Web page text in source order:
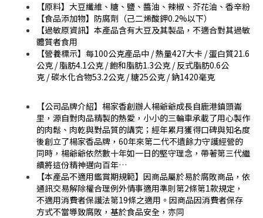
【原料】大豆纖維、糖、鹽、醬油、辣椒、芥花油、香辛粉
【食品添加物】 防腐劑（己二烯酸鉀0.2%以下）
【過敏原資訊】本產品含有大豆及其製品，不適合對其過敏
體質者食用
【營養標示】每100公克產品中 / 熱量427大卡 / 蛋白質21.6
公克 / 脂肪4.1公克 / 飽和脂肪1.3公克 / 反式脂肪0.6公
克 / 碳水化合物53.2公克 / 糖25公克 / 鈉1420毫克
【公司品牌介紹】楊家香創辦人楊爺爺成長自鹿港鎮頭崙
里，源自對肉品精製的熱愛，小小的三輪車承載了用心製作
的肉鬆、肉乾與對品質的講究；經年累月獲得口碑與知名度
後創立了楊家香品牌，60年來第二代不遺餘力守護經營的
同時，楊爺爺依然數十年如一日的堅守理念，帶著第三代繼
續將這份精神邁向百年…
【本產品不適用鑑賞期規範】因商品屬於易於腐敗商品，依
通訊交易解除權合理例外情事適用準則第2條第1款規定，
不適用消費者保護法第19條之適用。因商品因消費者保存
方式不當導致腐敗，基於食品安全，亦同